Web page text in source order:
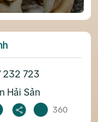
232 723
Hải Sản
360